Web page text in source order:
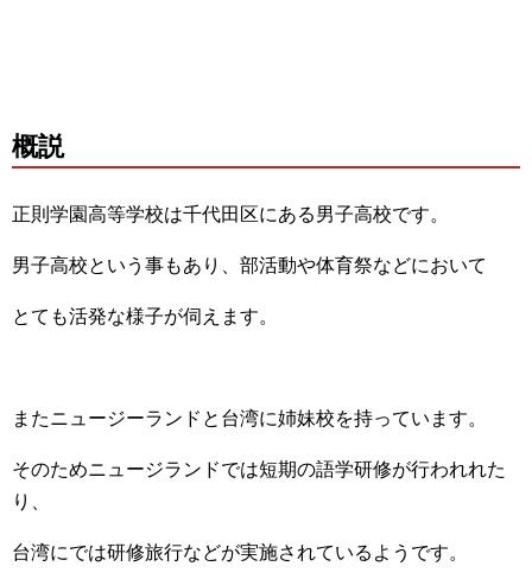
概説
正則学園高等学校は千代田区にある男子高校です。
男子高校という事もあり、部活動や体育祭などにおいて
とても活発な様子が伺えます。
またニュージーランドと台湾に姉妹校を持っています。
そのためニュージランドでは短期の語学研修が行われれた
り、
台湾にでは研修旅行などが実施されているようです。